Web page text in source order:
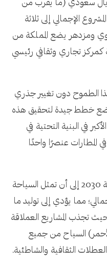
12.4 تريليون ريال سعودي (ما يقرب من
الإجمالي إلى ثلاثة
ومزدهر يضع المملكة من
كمركز تجاري وثقافي رئيسي
الطموح دون تغيير جذري
خطط جيدة لتحقيق هذه
في البنية التحتية في
المطارات عنصرًا واحدًا
وبحلول عام 2030، تدعو خطة رؤية 2030 إلى أن تمثل السياحة
الإجمالي؛ مما يؤدي إلى توليد ما
تجذب المشاريع العملاقة
السياح من جميع
الثقافية والشاطئية.